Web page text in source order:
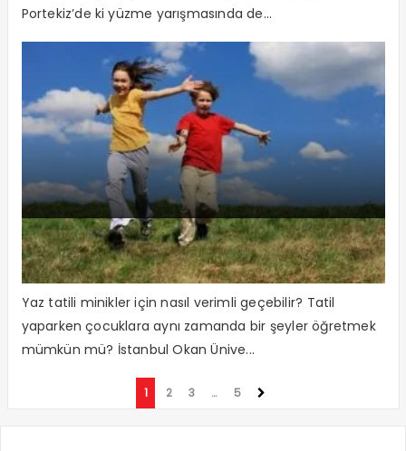
Portekiz’de ki yüzme yarışmasında de...
Bu Yaz Tatili Çocuğunuz İçin Verimli
Geçsin!
Yaz tatili minikler için nasıl verimli geçebilir? Tatil
yaparken çocuklara aynı zamanda bir şeyler öğretmek
mümkün mü? İstanbul Okan Ünive...
1 2 3 … 5